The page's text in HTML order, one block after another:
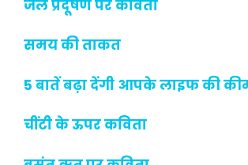
जल प्रदूषण पर कविता
समय की ताकत
5 बातें बढ़ा देंगी आपके लाइफ की
चींटी के ऊपर कविता